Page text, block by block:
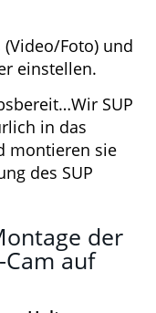
GB) und
Micro-SD
einrastet.
und lasse den
stelle Datum
die
Foto)